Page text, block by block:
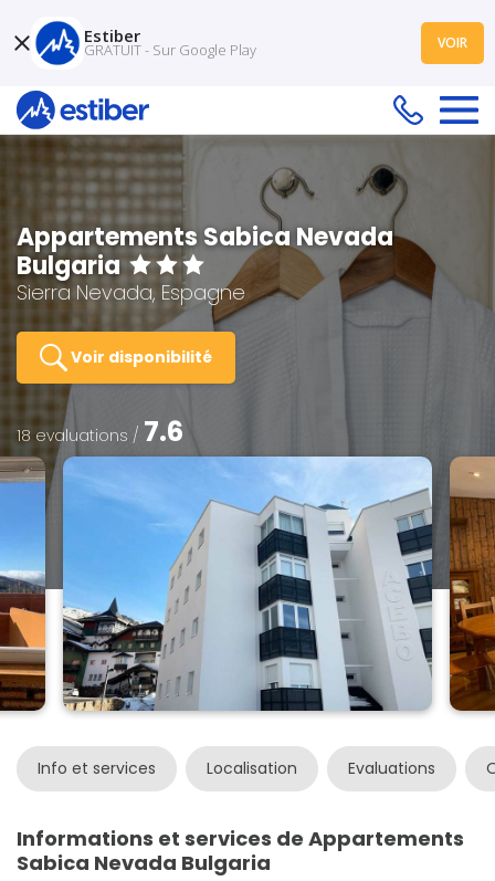
Appartements Sabica Nevada
Bulgaria
Sierra Nevada, Espagne
Voir disponibilité
18 evaluations / 7.6
Info et services Localisation Evaluations
Informations et services de Appartements
Sabica Nevada Bulgaria
Estiber
GRATUIT - Sur Google Play VOIR